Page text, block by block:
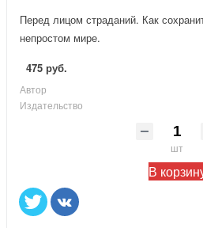
Перед лицом страданий. Как
непростом мире.
475 руб.
Автор
Издательство
шт
В